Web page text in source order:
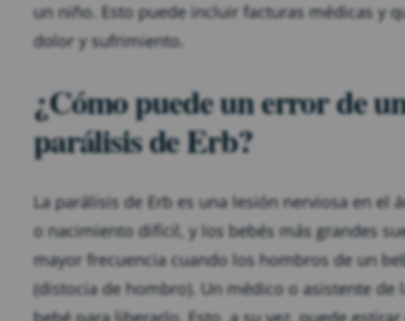
un niño. Esto puede incluir facturas médicas y
dolor y sufrimiento.
¿Cómo puede un error de
parálisis de Erb?
La parálisis de Erb es una lesión nerviosa en
o nacimiento difícil, y los bebés más grandes
mayor frecuencia cuando los hombros de un
(distocia de hombro). Un médico o asistente